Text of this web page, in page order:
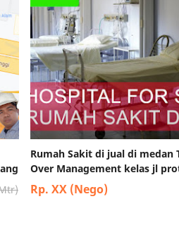
Rumah Sakit di jual di medan
Over Management kelas jl
Rp. XX (Nego)